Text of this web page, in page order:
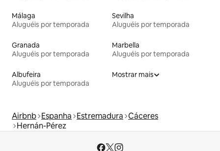
Málaga
Aluguéis por temporada
Sevilha
Aluguéis por temporada
Granada
Aluguéis por temporada
Marbella
Aluguéis por temporada
Albufeira
Aluguéis por temporada
Mostrar mais
Airbnb Espanha Estremadura Cáceres
Hernán-Pérez